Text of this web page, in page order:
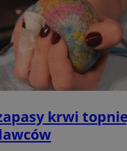
krwi